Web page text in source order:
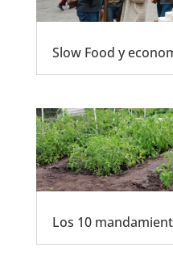
Slow Food y
Los 10